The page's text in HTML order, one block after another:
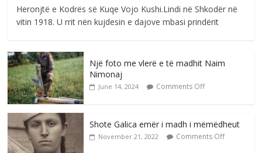
Heronjtë e Kodrës së Kuqe Vojo Kushi.Lindi në Shkodër në
vitin 1918. U rrit nën kujdesin e dajove mbasi prindërit
Një foto me vlerë e të madhit Naim
Nimonaj
June 14, 2024 Comments Off
Shote Galica emër i madh i mëmëdheut
November 21, 2022 Comments Off